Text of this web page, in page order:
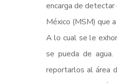
encarga de
México (MSM) que
A lo cual se le
se pueda de
reportarlos al área